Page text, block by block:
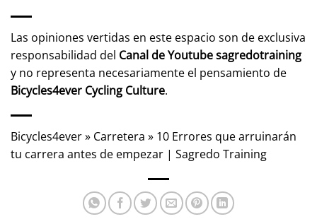
Las opiniones vertidas en este espacio son de exclusiva
responsabilidad del Canal de Youtubesagredotraining
y no representa necesariamente el pensamiento de
Bicycles4ever Cycling Culture.
Bicycles4ever» Carretera » 10 Errores que arruinarán
tu carrera antes de empezar | Sagredo Training